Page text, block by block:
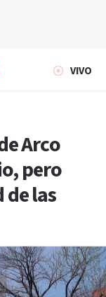
VIVO
Arco
pero
las